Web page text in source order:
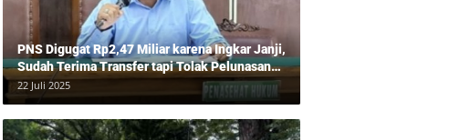
PNS Digugat Rp2,47 Miliar karena Ingkar Janji,
Sudah Terima Transfer tapi Tolak Pelunasan
Bertahap, Balas Gugat Tuding Lawan Tipu
Rp850 Juta
22 Juli 2025